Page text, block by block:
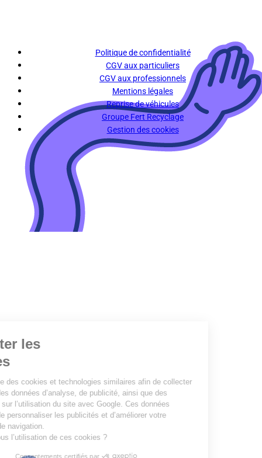
Politique de confidentialité
CGV aux particuliers
CGV aux professionnels
Mentions légales
Reprise de véhicules
Groupe Fert Recyclage
Gestion des cookies